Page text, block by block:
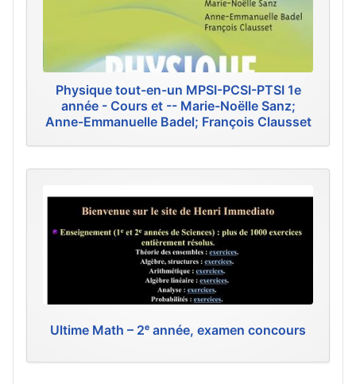
Physique tout-en-un MPSI-PCSI-PTSI 1e
année - Cours et -- Marie-Noëlle Sanz;
Anne-Emmanuelle Badel; François Clausset
Ultime Math – 2ᵉ année, examen concours